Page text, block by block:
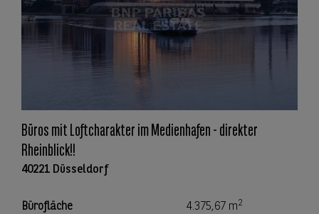
Büros mit Loftcharakter im Medienhafen - direkter
Rheinblick!!
40221 Düsseldorf
Bürofläche 4.375,67 m2